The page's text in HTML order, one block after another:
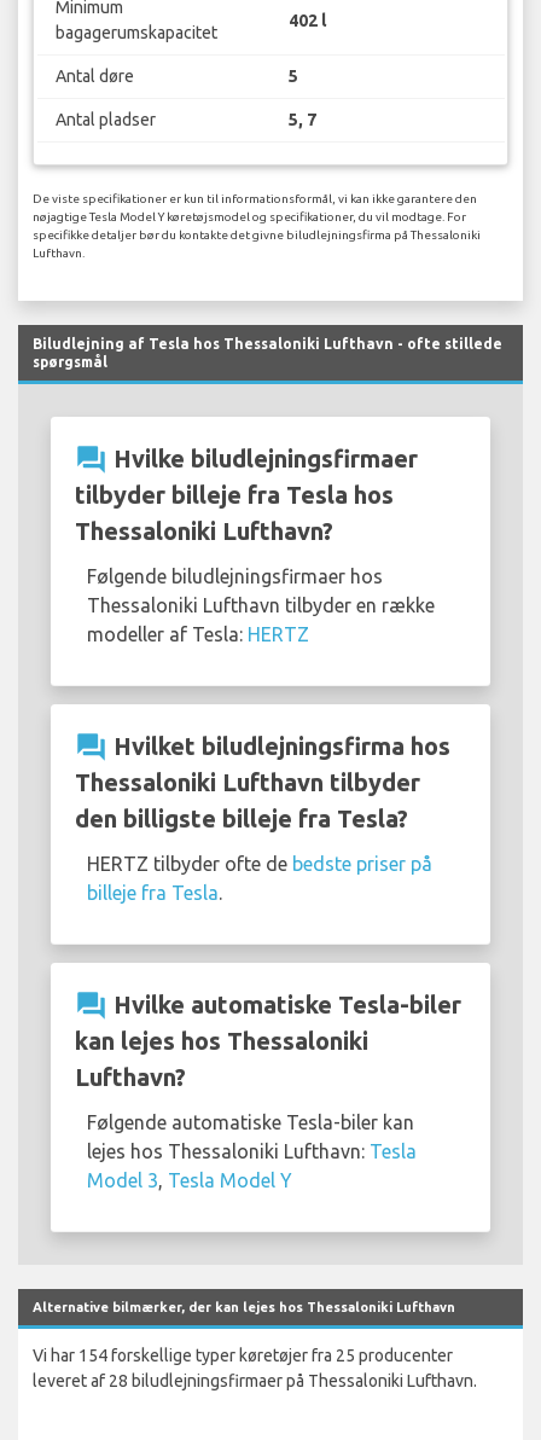
Minimum
bagagerumskapacitet
402 l
Antal døre 5
Antal pladser 5, 7
De viste specifikationer er kun til informationsformål, vi kan ikke garantere den
nøjagtige Tesla Model Y køretøjsmodel og specifikationer, du vil modtage. For
specifikke detaljer bør du kontakte det givne biludlejningsfirma på Thessaloniki
Lufthavn.
Biludlejning af Tesla hos Thessaloniki Lufthavn - ofte stillede
spørgsmål
question_answer Hvilke biludlejningsfirmaer
tilbyder billeje fra Tesla hos
Thessaloniki Lufthavn?
Følgende biludlejningsfirmaer hos
Thessaloniki Lufthavn tilbyder en række
modeller af Tesla: HERTZ
question_answer Hvilket biludlejningsfirma hos
Thessaloniki Lufthavn tilbyder
den billigste billeje fra Tesla?
HERTZ tilbyder ofte de bedste priser på
billeje fra Tesla
question_answer Hvilke automatiske Tesla-biler
kan lejes hos Thessaloniki
Lufthavn?
Følgende automatiske Tesla-biler kan
lejes hos Thessaloniki Lufthavn: Tesla
Model 3 Tesla Model Y
Alternative bilmærker, der kan lejes hos Thessaloniki Lufthavn
Vi har 154 forskellige typer køretøjer fra 25 producenter
leveret af 28 biludlejningsfirmaer på Thessaloniki Lufthavn.